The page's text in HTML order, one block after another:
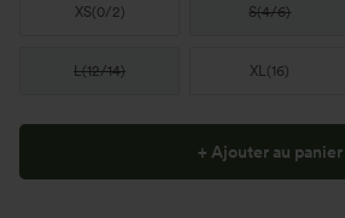
XS(0/2) S(4/6)
L(12/14) XL(16)
+ Ajouter au panier